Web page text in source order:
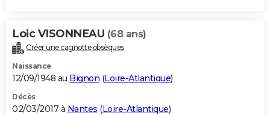
Loic VISONNEAU (68 ans)
Créer une cagnotte obsèques
Naissance
12/09/1948 au Bignon (Loire-Atlantique)
Décès
02/03/2017 à Nantes (Loire-Atlantique)